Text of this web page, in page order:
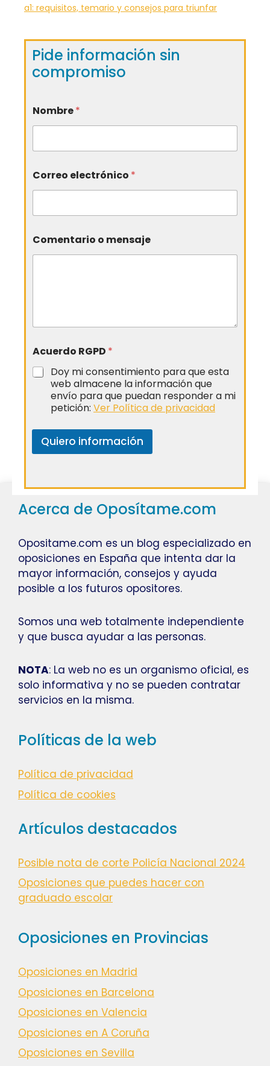
a1: requisitos, temario y consejos para triunfar
Pide información sin
compromiso
Nombre*
Correo electrónico *
Comentario o mensaje
Acuerdo RGPD *
Doy mi consentimiento para que esta
web almacene la información que
envío para que puedan responder a mi
petición: Ver Política de privacidad
Quiero información
Acerca de Oposítame.com
Opositame.com es un blog especializado en
oposiciones en España que intenta dar la
mayor información, consejos y ayuda
posible a los futuros opositores.
Somos una web totalmente independiente
y que busca ayudar a las personas.
NOTA: La web no es un organismo oficial, es
solo informativa y no se pueden contratar
servicios en la misma.
Políticas de la web
Política de privacidad
Política de cookies
Artículos destacados
Posible nota de corte Policía Nacional 2024
Oposiciones que puedes hacer con
graduado escolar
Oposiciones en Provincias
Oposiciones en Madrid
Oposiciones en Barcelona
Oposiciones en Valencia
Oposiciones en A Coruña
Oposiciones en Sevilla